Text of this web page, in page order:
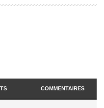
COMMENTAIRES